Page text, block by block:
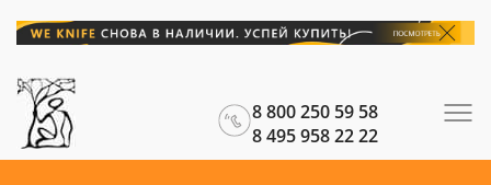
8 800 250 59 58
8 495 958 22 22